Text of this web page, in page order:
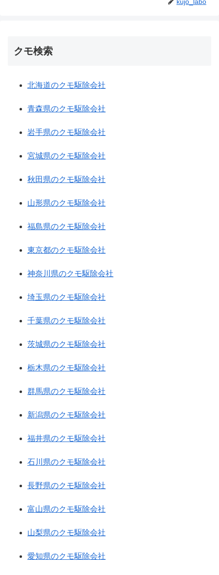
クモ検索
北海道のクモ駆除会社
青森県のクモ駆除会社
岩手県のクモ駆除会社
宮城県のクモ駆除会社
秋田県のクモ駆除会社
山形県のクモ駆除会社
福島県のクモ駆除会社
東京都のクモ駆除会社
神奈川県のクモ駆除会社
埼玉県のクモ駆除会社
千葉県のクモ駆除会社
茨城県のクモ駆除会社
栃木県のクモ駆除会社
群馬県のクモ駆除会社
新潟県のクモ駆除会社
福井県のクモ駆除会社
石川県のクモ駆除会社
長野県のクモ駆除会社
富山県のクモ駆除会社
山梨県のクモ駆除会社
愛知県のクモ駆除会社